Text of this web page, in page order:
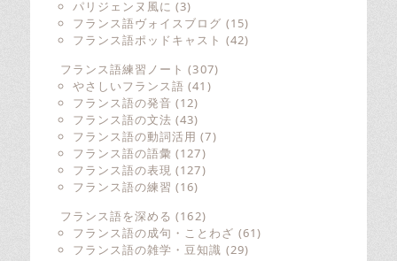
パリジェンヌ風に (3)
フランス語ヴォイスブログ (15)
フランス語ポッドキャスト (42)
フランス語練習ノート (307)
やさしいフランス語 (41)
フランス語の発音 (12)
フランス語の文法 (43)
フランス語の動詞活用 (7)
フランス語の語彙 (127)
フランス語の表現 (127)
フランス語の練習 (16)
フランス語を深める (162)
フランス語の成句・ことわざ (61)
フランス語の雑学・豆知識 (29)